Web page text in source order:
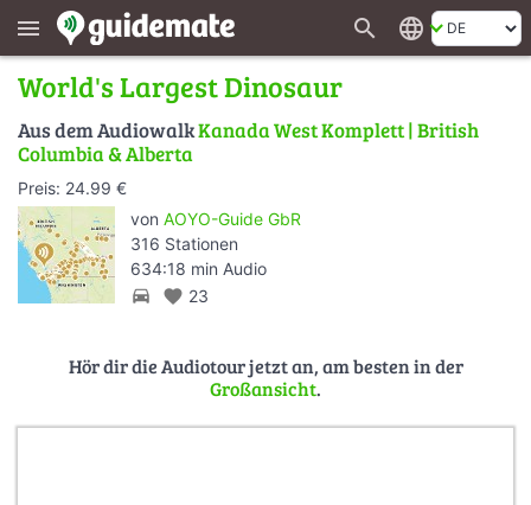
menu search language
World's Largest Dinosaur
Aus dem AudiowalkKanada West Komplett | British
Columbia & Alberta
Preis: 24.99 €
von AOYO-Guide GbR
316 Stationen
634:18 min Audio
directions_car favorite 23
Hör dir die Audiotour jetzt an, am besten in der
Großansicht.